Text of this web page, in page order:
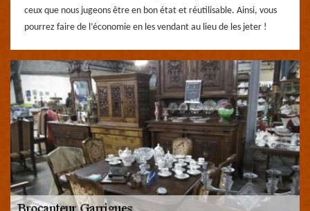
ceux que nous jugeons être en bon état et réutilisable. Ainsi, vous
pourrez faire de l’économie en les vendant au lieu de les jeter !